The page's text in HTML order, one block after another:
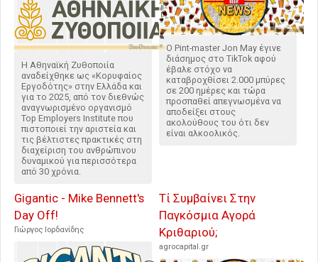
Η Αθηναϊκή Ζυθοποιία
αναδείχθηκε ως «Κορυφαίος
Εργοδότης» στην Ελλάδα και
για το 2025, από τον διεθνώς
αναγνωρισμένο οργανισμό
Top Employers Institute που
πιστοποιεί την αριστεία και
τις βέλτιστες πρακτικές στη
διαχείριση του ανθρώπινου
δυναμικού για περισσότερα
από 30 χρόνια.
Ο Pint-master Jon May έγινε
διάσημος στο TikTok αφού
έβαλε στόχο να
καταβροχθίσει 2.000 μπύρες
σε 200 ημέρες και τώρα
προσπαθεί απεγνωσμένα να
αποδείξει στους
ακολούθους του ότι δεν
είναι αλκοολικός.
Gigantic - Mike Bennett's
Day Off!
Γιώργος Ιορδανίδης
Τί Συμβαίνει Στην
Παγκόσμια Αγορά
Κριθαριού;
agrocapital.gr